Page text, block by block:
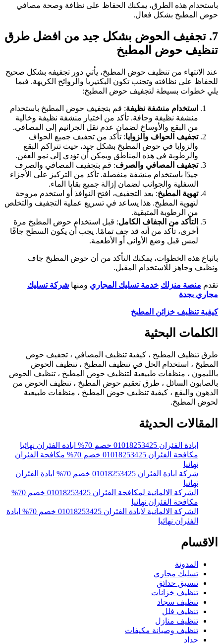
هذه الطرق، يمكنك الحفاظ على نظافة وصحة مصافي
المطبخ بشكل فعال.
7. تجفيف الحوض بشكل جيد من افضل طرق
حوض المطبخ
الانتهاء من تنظيف حوض المطبخ، يأتي دور تجفيفه بشكل صحيح
على نظافته وتجنب تكون البكتيريا والروائح الكريهة. فيما
خطوات بسيطة لتجفيف حوض المطبخ:
استخدام منشفة نظيفة: قم بتجفيف حوض المطبخ باستخدام
منشفة نظيفة وجافة. تأكد من اختيار منشفة نظيفة وخالية
من البقع والأوساخ لضمان عدم نقل الجراثيم إلى المصافي.
تجفيف الحواف والزوايا : تأكد من تجفيف جميع الحواف
والزوايا في حوض المطبخ بشكل جيد، حيث تتراكم البقع
والرطوبة في هذه المناطق ويمكن أن تؤدي إلى نمو العفن.
تجفيف المصافي والصرف: قم بتجفيف المصافي والصرف
جيدًا باستخدام منشفة منفصلة. تأكد من التركيز على الأجزاء
السفلية والجوانب لضمان إزالة جميع بقايا الماء.
تهوية المطبخ: بعد التجفيف، افتح النوافذ أو استخدم مروحة
لتهوية المطبخ. هذا يساعد في تسريع عملية التجفيف والتخلص
من الرطوبة المتبقية.
التأكد من الجفاف الكامل: قبل استخدام حوض المطبخ مرة
أخرى، تأكد من أنه قد جف تمامًا. يجب أن يكون السطح جافًا
لمس قبل وضع الأواني أو الأطعمة.
هذه الخطوات، يمكنك التأكد من أن حوض المطبخ جاف
وجاهز للاستخدام المقبل.
منصة منزلك خدمة تسليك المجاريومنهاشركة تسليك
بجدة
تنظيف خزائن المطبخ
البحثية
تنظيف المطبخ ، كيفية تنظيف المصافي ، تجفيف حوض
، استخدام الخل في تنظيف المطبخ ، تنظيف الحوض
، منظفات طبيعية لتنظيف حوض المطبخ ، تنظيف الحوض
السائل ، طرق تعقيم حوض المطبخ ، تنظيف الحوض من
والبقع ، كيفية تنظيف حوض المطبخ ، منظفات طبيعية
المطبخ.
الحديثة
ابادة الفئران 01018253425 خصم 70% ابادة الفئران نهائيا
مكافحة الفئران 01018253425 خصم 70% مكافحة الفئران
نهائيا
شركة ابادة الفئران 01018253425 خصم 70% ابادة الفئران
نهائيا
الشركة الالمانية لمكافحة الفئران 01018253425 خصم 70%
مكافحة الفئران نهائيا
الشركة الالمانية لابادة الفئران 01018253425 خصم 70% ابادة
الفئران نهائيا
المدونة
تسليك مجاري
تنسيق حدائق
تنظيف خزانات
تنظيف سجاد
تنظيف فلل
تنظيف منازل
تنظيف وصيانة مكيفات
حداد